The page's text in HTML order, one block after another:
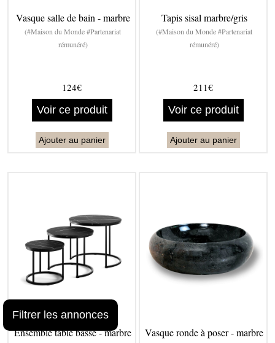
Vasque salle de bain - marbre
(#Maison du Monde #Partenariat
rémunéré)
124€
Voir ce produit
Ajouter au panier
Tapis sisal marbre/gris
(#Maison du Monde #Partenariat
rémunéré)
211€
Voir ce produit
Ajouter au panier
Ensemble table basse - marbre Vasque ronde à poser - marbre
Filtrer les annonces